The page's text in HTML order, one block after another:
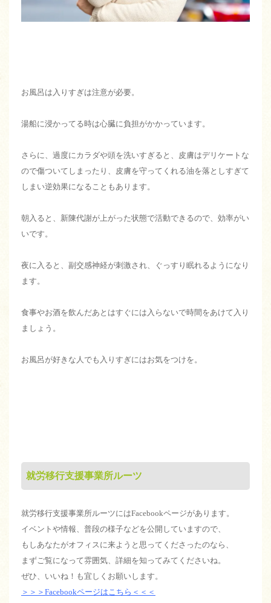
お風呂は入りすぎは注意が必要。
湯船に浸かってる時は心臓に負担がかかっています。
さらに、過度にカラダや頭を洗いすぎると、皮膚はデリケートな
ので傷ついてしまったり、皮膚を守ってくれる油を落としすぎて
しまい逆効果になることもあります。
朝入ると、新陳代謝が上がった状態で活動できるので、効率がい
いです。
夜に入ると、副交感神経が刺激され、ぐっすり眠れるようになり
ます。
食事やお酒を飲んだあとはすぐには入らないで時間をあけて入り
ましょう。
お風呂が好きな人でも入りすぎにはお気をつけを。
就労移行支援事業所ルーツ
就労移行支援事業所ルーツにはFacebookページがあります。
イベントや情報、普段の様子などを公開していますので、
もしあなたがオフィスに来ようと思ってくださったのなら、
まずご覧になって雰囲気、詳細を知ってみてくださいね。
ぜひ、いいね！も宜しくお願いします。
＞＞＞Facebookページはこちら＜＜＜